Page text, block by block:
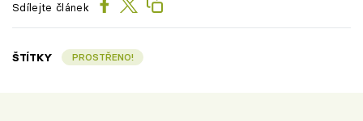
Sdílejte článek
ŠTÍTKY PROSTŘENO!